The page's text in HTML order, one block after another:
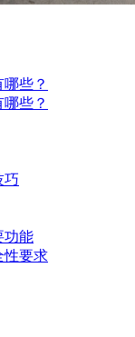
些？
些？
巧
功能
性要求